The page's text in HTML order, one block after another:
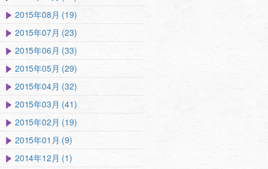
2015年08月 (19)
2015年07月 (23)
2015年06月 (33)
2015年05月 (29)
2015年04月 (32)
2015年03月 (41)
2015年02月 (19)
2015年01月 (9)
2014年12月 (1)